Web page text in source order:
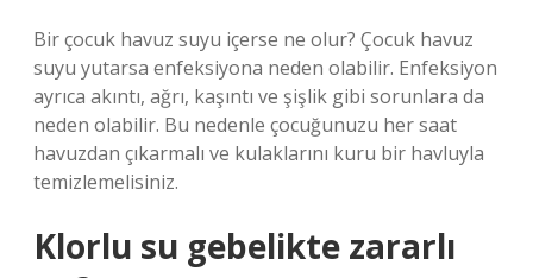
Bir çocuk havuz suyu içerse ne olur? Çocuk havuz
suyu yutarsa ​​enfeksiyona neden olabilir. Enfeksiyon
ayrıca akıntı, ağrı, kaşıntı ve şişlik gibi sorunlara da
neden olabilir. Bu nedenle çocuğunuzu her saat
havuzdan çıkarmalı ve kulaklarını kuru bir havluyla
temizlemelisiniz.
Klorlu su gebelikte zararlı